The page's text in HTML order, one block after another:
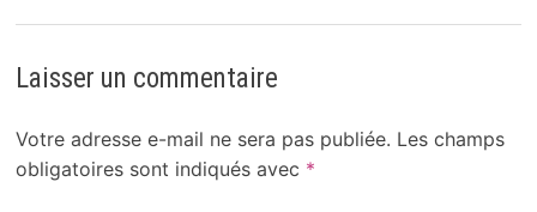
Laisser un commentaire
Votre adresse e-mail ne sera pas publiée. Les champs
obligatoires sont indiqués avec *